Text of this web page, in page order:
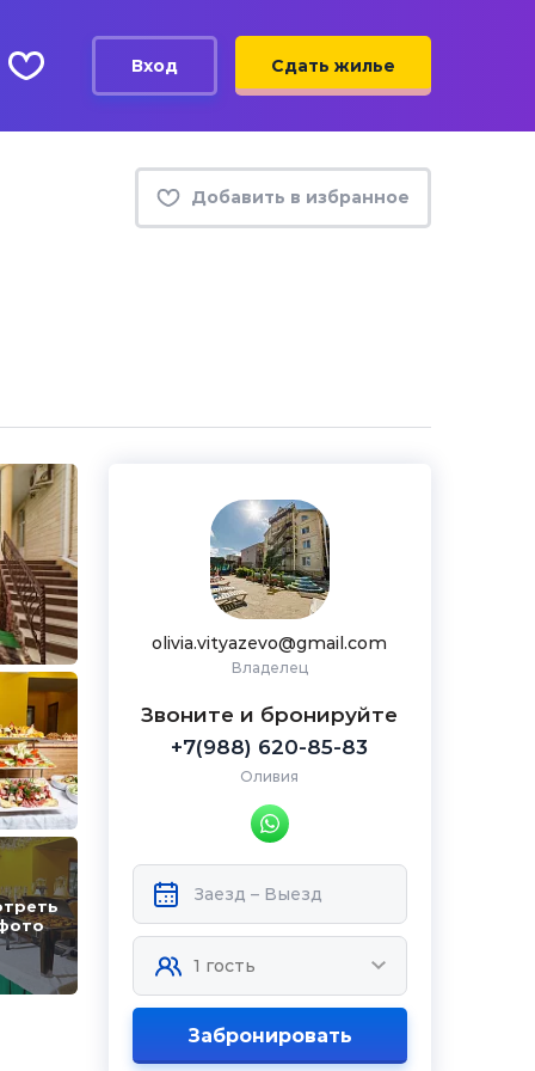
Вход Сдать жилье
Добавить в избранное
olivia.vityazevo@gmail.com
Владелец
Звоните и бронируйте
+7(988) 620-85-83
Оливия
Забронировать